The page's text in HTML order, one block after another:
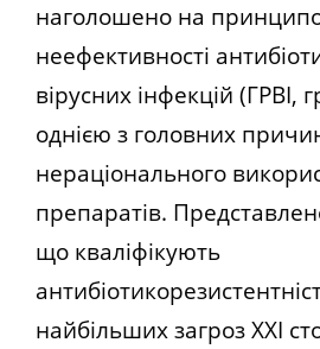
наголошено на
неефективності
вірусних інфекцій (ГРВІ,
однією з головних
нераціонального
препаратів.
що кваліфікують
найбільших загроз XXI